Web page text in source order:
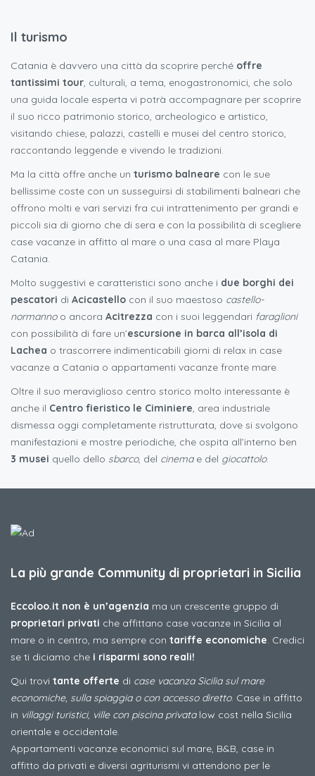
Il turismo
Catania è davvero una città da scoprire perché offre
tantissimi tour, culturali, a tema, enogastronomici, che solo
una guida locale esperta vi potrà accompagnare per scoprire
il suo ricco patrimonio storico, archeologico e artistico,
visitando chiese, palazzi, castelli e musei del centro storico,
raccontando leggende e vivendo le tradizioni.
Ma la città offre anche un turismo balneare con le sue
bellissime coste con un susseguirsi di stabilimenti balneari che
offrono molti e vari servizi fra cui intrattenimento per grandi e
piccoli sia di giorno che di sera e con la possibilità di scegliere
case vacanze in affitto al mare o una casa al mare Playa
Catania.
Molto suggestivi e caratteristici sono anche i due borghi dei
pescatori di Acicastello con il suo maestoso castello-
normannoo ancora Acitrezza con i suoi leggendari faraglioni
con possibilità di fare un’escursione in barca all’isola di
Lachea o trascorrere indimenticabili giorni di relax in case
vacanze a Catania o appartamenti vacanze fronte mare.
Oltre il suo meraviglioso centro storico molto interessante è
anche il Centro fieristico le Ciminiere, area industriale
dismessa oggi completamente ristrutturata, dove si svolgono
manifestazioni e mostre periodiche, che ospita all’interno ben
3 musei quello dello sbarco, del cinemae del giocattolo.
La più grande Community di proprietari in Sicilia
Eccoloo.it non è un’agenzia ma un crescente gruppo di
proprietari privati che affittano case vacanze in Sicilia al
mare o in centro, ma sempre con tariffe economiche. Credici
se ti diciamo che i risparmi sono reali!
Qui trovi tante offerte di case vacanza Sicilia sul mare
economiche, sulla spiaggia o con accesso diretto. Case in affitto
in villaggi turistici, ville con piscina privatalow cost nella Sicilia
orientale e occidentale.
Appartamenti vacanze economici sul mare, B&B, case in
affitto da privati e diversi agriturismi vi attendono per le